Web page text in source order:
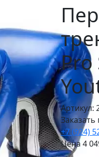
Pro
Артикул:
+7 (924)
Цена 4